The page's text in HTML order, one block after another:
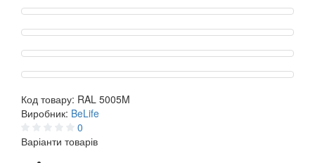
Код товару: RAL 5005M
Виробник: BeLife
0
Варіанти товарів